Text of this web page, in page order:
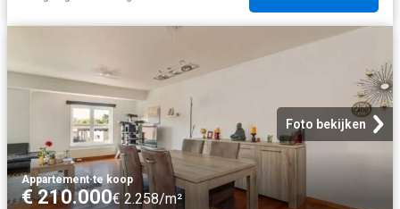
Foto bekijken
Appartement·te koop
€ 210.000€ 2.258/m²